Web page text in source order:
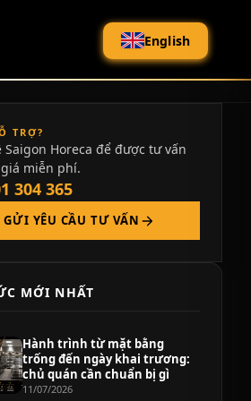
English
TRỢ?
Saigon Horeca để được tư vấn
miễn phí.
304 365
GỬI YÊU CẦU TƯ VẤN
MỚI NHẤT
Hành trình từ mặt bằng
trống đến ngày khai trương:
chủ quán cần chuẩn bị gì
11/07/2026